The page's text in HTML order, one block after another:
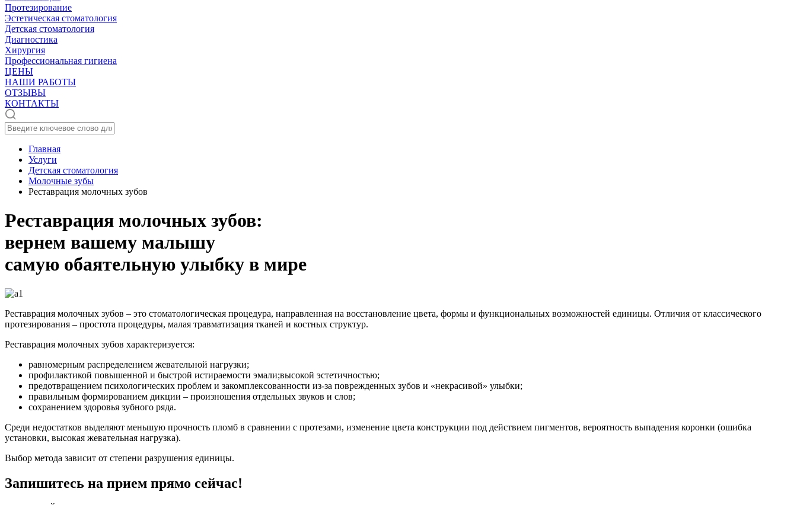
Протезирование
Эстетическая стоматология
Детская стоматология
Диагностика
Хирургия
Профессиональная гигиена
ЦЕНЫ
НАШИ РАБОТЫ
ОТЗЫВЫ
КОНТАКТЫ
Главная
Услуги
Детская стоматология
Молочные зубы
Реставрация молочных зубов
Реставрация молочных зубов:
вернем вашему малышу
самую обаятельную улыбку в мире
Реставрация молочных зубов – это стоматологическая процедура, направленная на восстановление цвета, формы и функциональных возможностей единицы. Отличия от классического
протезирования – простота процедуры, малая травматизация тканей и костных структур.
Реставрация молочных зубов характеризуется:
равномерным распределением жевательной нагрузки;
профилактикой повышенной и быстрой истираемости эмали;высокой эстетичностью;
предотвращением психологических проблем и закомплексованности из-за поврежденных зубов и «некрасивой» улыбки;
правильным формированием дикции – произношения отдельных звуков и слов;
сохранением здоровья зубного ряда.
Среди недостатков выделяют меньшую прочность пломб в сравнении с протезами, изменение цвета конструкции под действием пигментов, вероятность выпадения коронки (ошибка
установки, высокая жевательная нагрузка).
Выбор метода зависит от степени разрушения единицы.
Запишитесь на прием прямо сейчас!